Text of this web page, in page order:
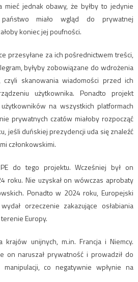
mieć jednak obawy, że byłby to jedynie
miało wgląd do prywatnej
koniec jej poufności.
przesyłane za ich pośrednictwem treści,
byłyby zobowiązane do wdrożenia
czyli skanowania wiadomości przed ich
użytkownika. Ponadto projekt
na wszystkich platformach
prywatnych czatów miałoby rozpocząć
jeśli duńskiej prezydencji uda się znaleźć
członkowskimi.
do tego projektu. Wcześniej był on
roku. Nie uzyskał on wówczas aprobaty
Ponadto w 2024 roku, Europejski
orzeczenie zakazujące osłabiania
Europy.
unijnych, m.in. Francja i Niemcy.
on naruszał prywatność i prowadził do
co negatywnie wpłynie na